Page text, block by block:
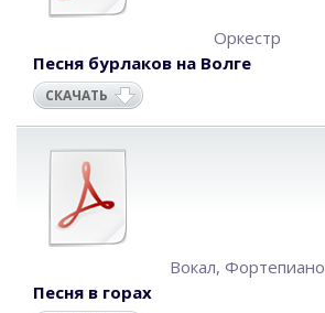
Оркестр
Песня бурлаков на Волге
СКАЧАТЬ
Вокал, Фортепиано
Песня в горах